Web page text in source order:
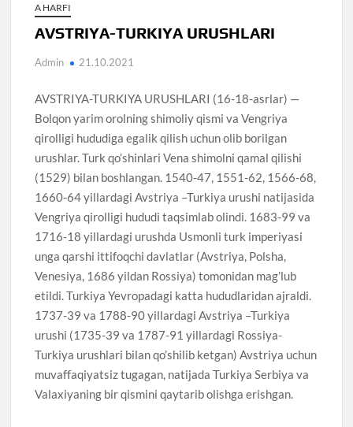
A HARFI
AVSTRIYA-TURKIYA URUSHLARI
Admin 21.10.2021
AVSTRIYA-TURKIYA URUSHLARI (16-18-asrlar) —
Bolqon yarim orolning shimoliy qismi va Vengriya
qirolligi hududiga egalik qilish uchun olib borilgan
urushlar. Turk qo’shinlari Vena shimolni qamal qilishi
(1529) bilan boshlangan. 1540-47, 1551-62, 1566-68,
1660-64 yillardagi Avstriya –Turkiya urushi natijasida
Vengriya qirolligi hududi taqsimlab olindi. 1683-99 va
1716-18 yillardagi urushda Usmonli turk imperiyasi
unga qarshi ittifoqchi davlatlar (Avstriya, Polsha,
Venesiya, 1686 yildan Rossiya) tomonidan mag’lub
etildi. Turkiya Yevropadagi katta hududlaridan ajraldi.
1737-39 va 1788-90 yillardagi Avstriya –Turkiya
urushi (1735-39 va 1787-91 yillardagi Rossiya-
Turkiya urushlari bilan qo’shilib ketgan) Avstriya uchun
muvaffaqiyatsiz tugagan, natijada Turkiya Serbiya va
Valaxiyaning bir qismini qaytarib olishga erishgan.